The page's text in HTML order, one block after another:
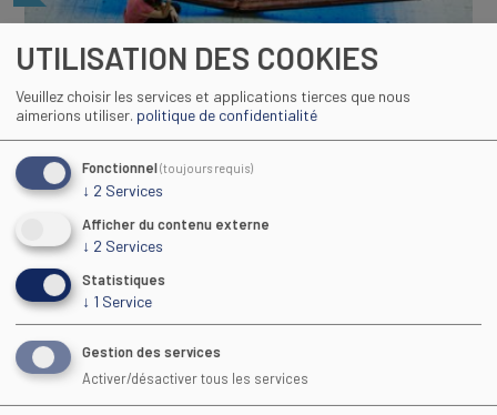
Z_BP AS
Animateur social
BPJEPS AS - Animation sociale
Maison Régionale des Sports
1039 rue Georges Méliès CS 37093
UTILISATION DES COOKIES
Veuillez choisir les services et applications tierces que nous
aimerions utiliser. politique de confidentialité
Fonctionnel(toujours requis)
↓ 2 Services
Afficher du contenu externe
↓ 2 Services
Statistiques
↓ 1 Service
Gestion des services
Activer/désactiver tous les services